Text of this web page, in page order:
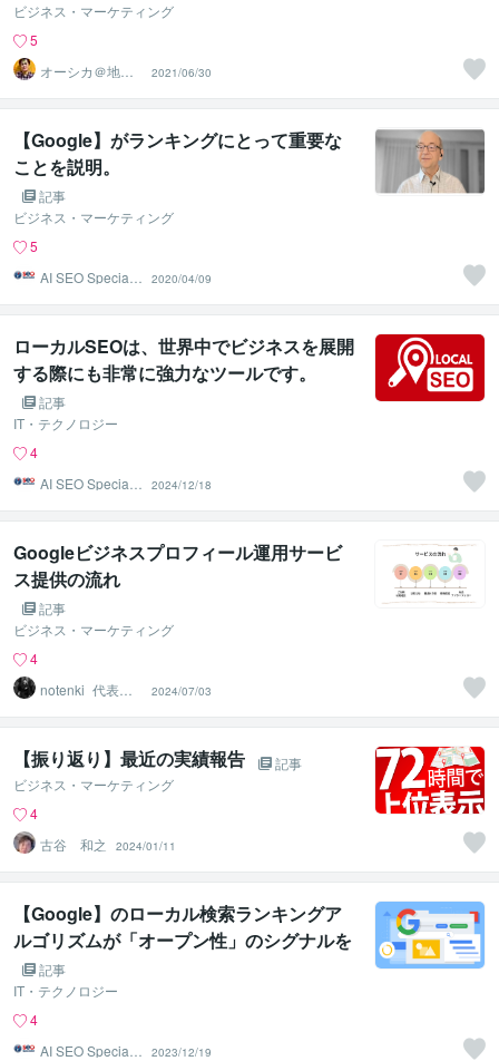
ビジネス・マーケティング
5
オーシカ＠地域
集客サポーター
2021/06/30
【Google】がランキングにとって重要な
ことを説明。
記事
ビジネス・マーケティング
5
AI SEO Specialis
2020/04/09
ローカルSEOは、世界中でビジネスを展開
する際にも非常に強力なツールです。
記事
IT・テクノロジー
4
AI SEO Specialis
2024/12/18
Googleビジネスプロフィール運用サービ
ス提供の流れ
記事
ビジネス・マーケティング
4
notenki_代表渡
邉（MEO対策）
2024/07/03
【振り返り】最近の実績報告
記事
ビジネス・マーケティング
4
古谷 和之
2024/01/11
【Google】のローカル検索ランキングア
ルゴリズムが「オープン性」のシグナルを
強化。
記事
IT・テクノロジー
4
AI SEO Specialis
2023/12/19